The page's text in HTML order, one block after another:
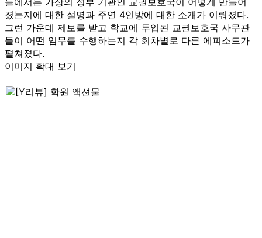
졌는지에 대한 설명과 주연 4인방에 대한 소개가 이뤄졌다.
그런 가운데 제보를 받고 학교에 투입된 교권보호국 사무관
들이 어떤 임무를 수행하는지 각 회차별로 다른 에피소드가
펼쳐졌다.
이미지 확대 보기